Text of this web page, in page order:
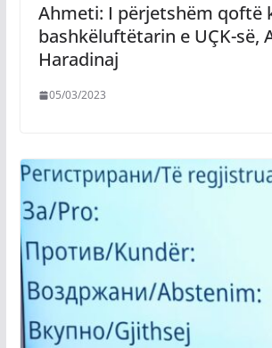
Ahmeti: I përjetshëm qoftë
bashkëluftëtarin e UÇK-së,
Haradinaj
05/03/2023